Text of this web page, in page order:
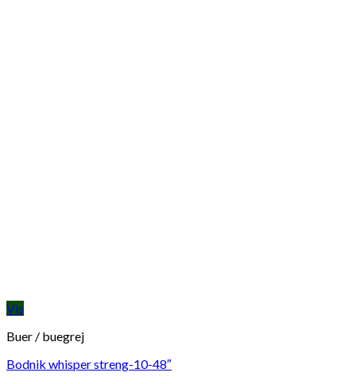
Vis
Buer / buegrej
Bodnik whisper streng-10-48″